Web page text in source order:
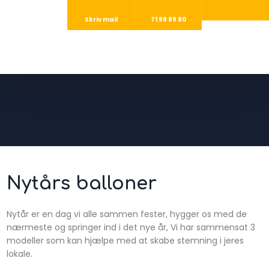
Skriv mail 71 99 89 80
​Nytårs balloner ​
​Nytår er en dag vi alle sammen fester, hygger os med de
nærmeste og springer ind i det nye år, Vi har sammensat 3
modeller som kan hjælpe med at skabe stemning i jeres
lokale. ​